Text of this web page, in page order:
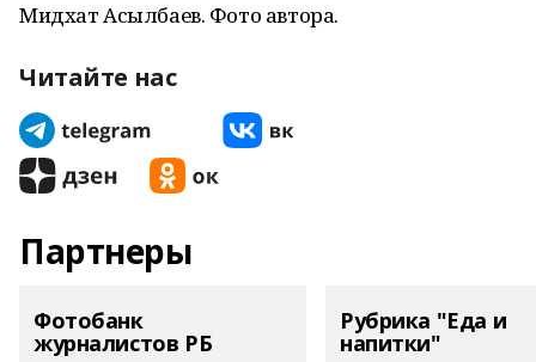
Мидхат Асылбаев. Фото автора.
Читайте нас
Партнеры
Фотобанк
журналистов РБ
Рубрика "Еда и
напитки"